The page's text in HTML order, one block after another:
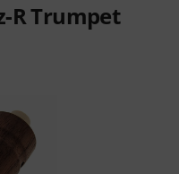
R Trumpet
81 Kundenbewertungen